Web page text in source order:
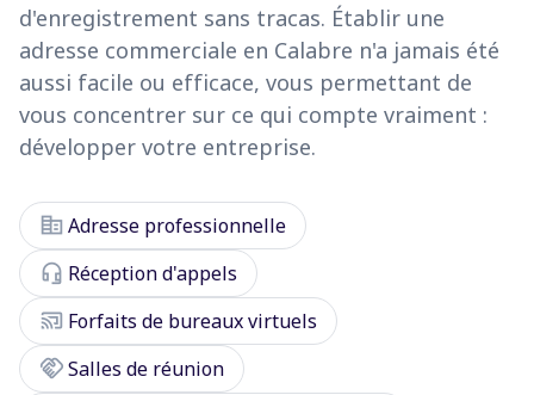
d'enregistrement sans tracas. Établir une
adresse commerciale en Calabre n'a jamais été
aussi facile ou efficace, vous permettant de
vous concentrer sur ce qui compte vraiment :
développer votre entreprise.
corporate_fareAdresse professionnelle
headset_mic Réception d'appels
cast_connected Forfaits de bureaux virtuels
handshakeSalles de réunion